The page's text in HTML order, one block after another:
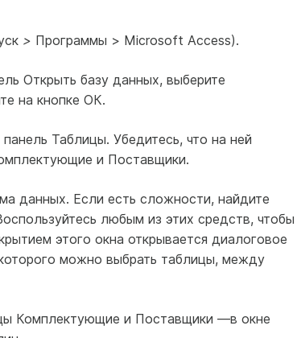
> Программы > Microsoft Access).
Открыть базу данных, выберите
на кнопке ОК.
Таблицы. Убедитесь, что на ней
и Поставщики.
данных. Если есть сложности, найдите
любым из этих средств, чтобы
этого окна открывается диалоговое
можно выбрать таблицы, между
Комплектующие и Поставщики —в окне